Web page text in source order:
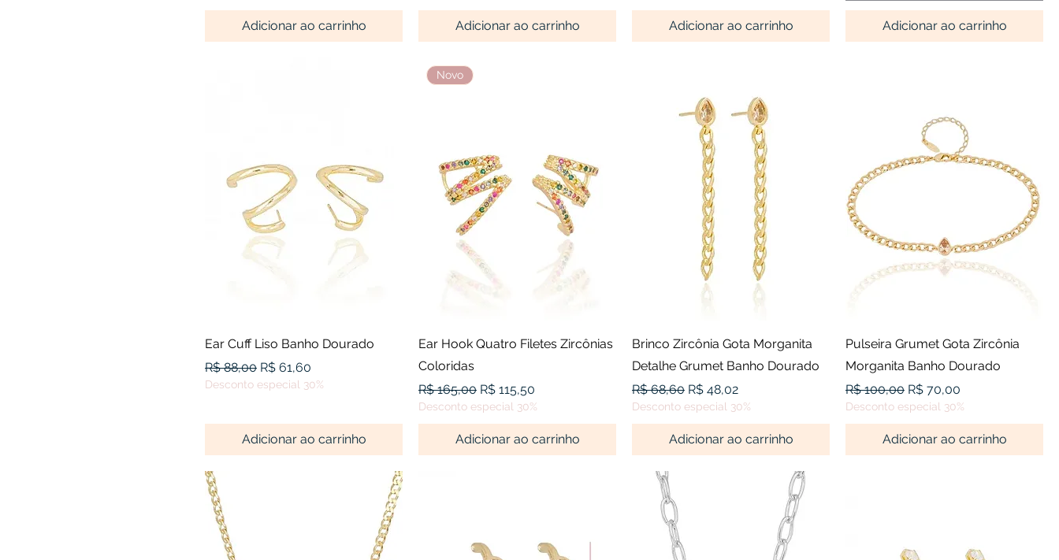
Adicionar ao carrinho Adicionar ao carrinho Adicionar ao carrinho Adicionar ao carrinho
Visualização rápida
Ear Cuff Liso Banho Dourado
Preço normal
R$ 88,00 Preço promocional
R$ 61,60
Desconto especial 30%
Adicionar ao carrinho
Visualização rápida
Novo
Ear Hook Quatro Filetes Zircônias
Coloridas
Preço normal
R$ 165,00 Preço promocional
R$ 115,50
Desconto especial 30%
Adicionar ao carrinho
Visualização rápida
Brinco Zircônia Gota Morganita
Detalhe Grumet Banho Dourado
Preço normal
R$ 68,60 Preço promocional
R$ 48,02
Desconto especial 30%
Adicionar ao carrinho
Visualização rápida
Pulseira Grumet Gota Zircônia
Morganita Banho Dourado
Preço normal
R$ 100,00 Preço promocional
R$ 70,00
Desconto especial 30%
Adicionar ao carrinho